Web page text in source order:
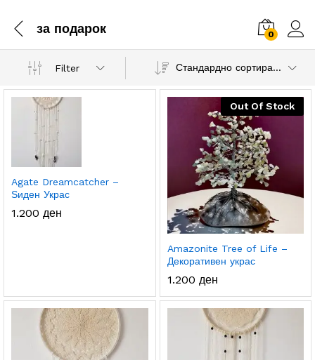
за подарок 0
Filter Стандардно сортирање
Agate Dreamcatcher –
Ѕиден Украс
1.200 ден
Out Of Stock
Amazonite Tree of Life –
Декоративен украс
1.200 ден